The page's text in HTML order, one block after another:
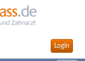
Login